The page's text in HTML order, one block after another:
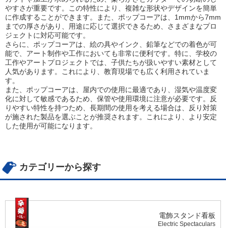
やすさが重要です。この特性により、複雑な形状やデザインを簡単
に作成することができます。また、ポップコーアは、1mmから7mm
までの厚さがあり、用途に応じて選択できるため、さまざまなプロ
ジェクトに対応可能です。
さらに、ポップコーアは、絵の具やインク、鉛筆などでの着色が可
能で、アート制作や工作においても非常に便利です。特に、学校の
工作やアートプロジェクトでは、子供たちが扱いやすい素材として
人気があります。これにより、教育現場でも広く利用されていま
す。
また、ポップコーアは、屋内での使用に最適であり、湿気や温度変
化に対して敏感であるため、保管や使用環境に注意が必要です。反
りやすい特性を持つため、長期間の使用を考える場合は、反り対策
が施された製品を選ぶことが推奨されます。これにより、より安定
した使用が可能になります。
カテゴリーから探す
電飾スタンド看板
Electric Spectaculars